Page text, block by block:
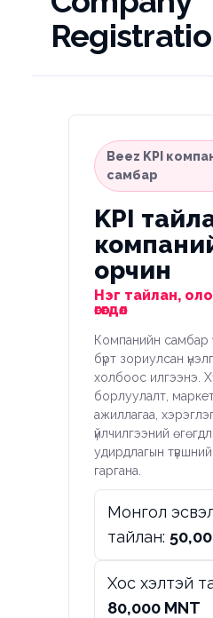
Beez KPI
самбар
KPI
орчин
Нэг тайлан,
өгөгдөл
Компанийн самбар
бүрт зориулсан
холбоос илгээнэ.
борлуулалт,
ажиллагаа,
үйлчилгээний
удирдлагын
гаргана.
Монгол
тайлан:
Хос хэлтэй
80,000 MNT